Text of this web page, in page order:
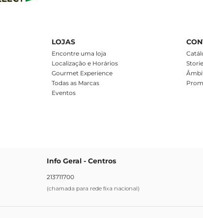
LOJAS
Encontre uma loja
Localização e Horários
Gourmet Experience
Todas as Marcas
Eventos
Info Geral - Centros
213711700
(chamada para rede fixa nacional)